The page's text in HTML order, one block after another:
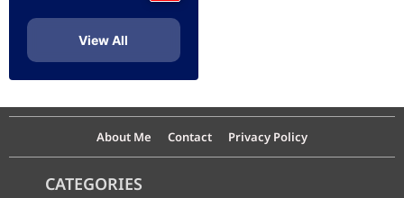
View All
About Me Contact Privacy Policy
CATEGORIES